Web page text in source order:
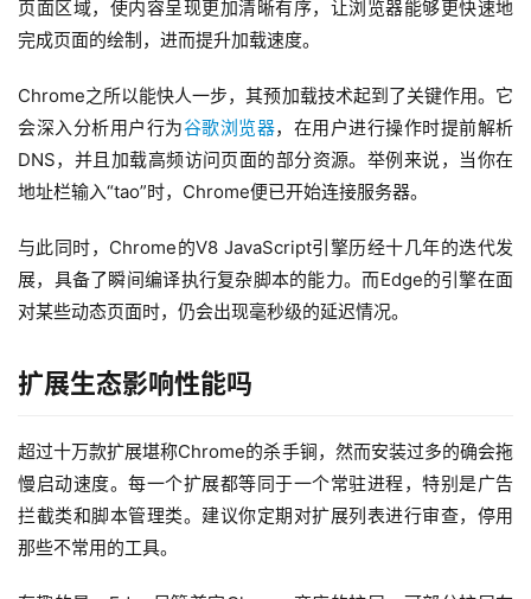
页面区域，使内容呈现更加清晰有序，让浏览器能够更快速地
完成页面的绘制，进而提升加载速度。
Chrome之所以能快人一步，其预加载技术起到了关键作用。它
会深入分析用户行为谷歌浏览器，在用户进行操作时提前解析
DNS，并且加载高频访问页面的部分资源。举例来说，当你在
地址栏输入“tao”时，Chrome便已开始连接服务器。
与此同时，Chrome的V8 JavaScript引擎历经十几年的迭代发
展，具备了瞬间编译执行复杂脚本的能力。而Edge的引擎在面
对某些动态页面时，仍会出现毫秒级的延迟情况。
扩展生态影响性能吗
超过十万款扩展堪称Chrome的杀手锏，然而安装过多的确会拖
慢启动速度。每一个扩展都等同于一个常驻进程，特别是广告
拦截类和脚本管理类。建议你定期对扩展列表进行审查，停用
那些不常用的工具。